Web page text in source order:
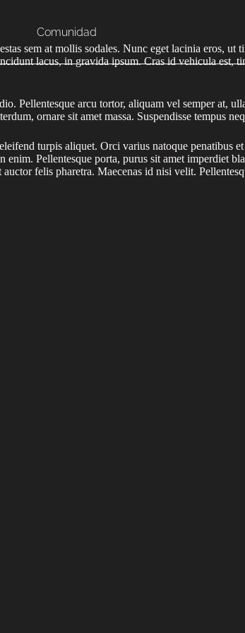
Comunidad
sem at mollis sodales. Nunc eget lacinia eros,
lacus, in gravida ipsum. Cras id vehicula est,
Pellentesque arcu tortor, aliquam vel semper at,
ornare sit amet massa. Suspendisse tempus
turpis aliquet. Orci varius natoque penatibus
Pellentesque porta, purus sit amet imperdiet
felis pharetra. Maecenas id nisi velit.